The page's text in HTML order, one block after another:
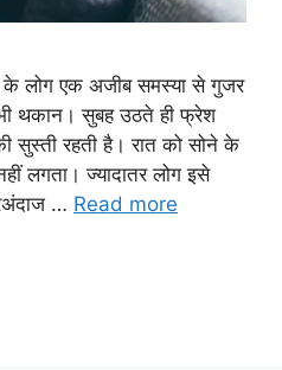
लोग एक अजीब समस्या से गुजर
थकान। सुबह उठते ही फ्रेश
सुस्ती रहती है। रात को सोने के
लगता। ज्यादातर लोग इसे
… Read more